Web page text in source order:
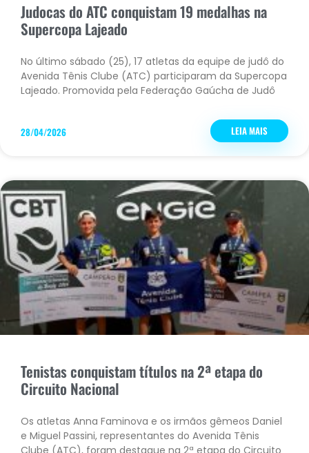
Judocas do ATC conquistam 19 medalhas na
Supercopa Lajeado
No último sábado (25), 17 atletas da equipe de judô do
Avenida Tênis Clube (ATC) participaram da Supercopa
Lajeado. Promovida pela Federação Gaúcha de Judô
LEIA MAIS
28/04/2026
Tenistas conquistam títulos na 2ª etapa do
Circuito Nacional
Os atletas Anna Faminova e os irmãos gêmeos Daniel
e Miguel Passini, representantes do Avenida Tênis
Clube (ATC), foram destaque na 2ª etapa do Circuito